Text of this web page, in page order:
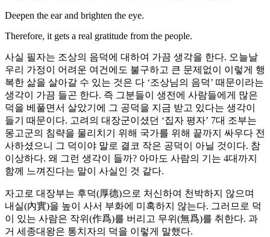
Deepen the ear and brighten the eye.
Therefore, it gets a real gratitude from the people.
사실 필자는 조상의 음덕에 대하여 가끔 생각을 한다. 오늘날
우리 가정이 어려운 여건에도 불구하고 큰 문제없이 이렇게 행
복한 삶을 살아갈 수 있는 것은 다 ‘조상님의 음덕’ 때문이라는
생각이 가끔 들곤 한다. 즉 그분들이 생전에 사람들에게 많은
덕을 베풀면서 살았기에 그 공덕을 지금 받고 있다는 생각이
들기 때문이다. 고려의 대장군이셨던 ‘집자 평자’ 7대 조부는
몽고군의 침략을 물리치기 위해 국가를 위해 끝까지 싸우다 전
사하셨으니 그 덕이야 말로 결코 작은 공덕이 아닐 것이다. 참
이상하다. 왜 그런 생각이 들까? 아마도 사람의 기는 4대까지
함께 느껴진다는 말이 사실인 것 같다.
자고로 대장부는 후덕(厚德)으로 처신하여 천박하지 않으며
내실(內實)을 높이 사서 부화에 미혹하지 않는다. 그러므로 덕
이 있는 사람은 작위(作爲)를 버리고 무위(無爲)를 취한다. 과
거 세종대왕은 통치자의 덕을 이렇게 말했다.